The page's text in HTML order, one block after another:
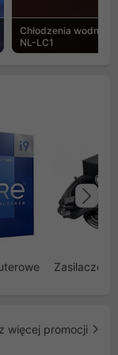
Chłodzenia wodne
NL-LC1
Zasilacze
więcej promocji